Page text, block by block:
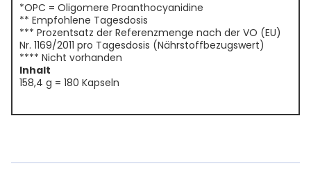
*OPC = Oligomere Proanthocyanidine
** Empfohlene Tagesdosis
*** Prozentsatz der Referenzmenge nach der VO (EU)
Nr. 1169/2011 pro Tagesdosis (Nährstoffbezugswert)
**** Nicht vorhanden
Inhalt
158,4 g = 180 Kapseln